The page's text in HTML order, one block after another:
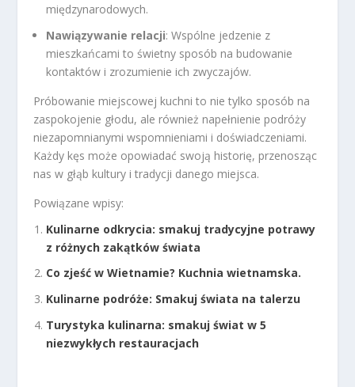
międzynarodowych.
Nawiązywanie relacji: Wspólne jedzenie z
mieszkańcami to świetny sposób na budowanie
kontaktów i zrozumienie ich zwyczajów.
Próbowanie miejscowej kuchni to nie tylko sposób na
zaspokojenie głodu, ale również napełnienie podróży
niezapomnianymi wspomnieniami i doświadczeniami.
Każdy kęs może opowiadać swoją historię, przenosząc
nas w głąb kultury i tradycji danego miejsca.
Powiązane wpisy:
Kulinarne odkrycia: smakuj tradycyjne potrawy
z różnych zakątków świata
Co zjeść w Wietnamie? Kuchnia wietnamska.
Kulinarne podróże: Smakuj świata na talerzu
Turystyka kulinarna: smakuj świat w 5
niezwykłych restauracjach